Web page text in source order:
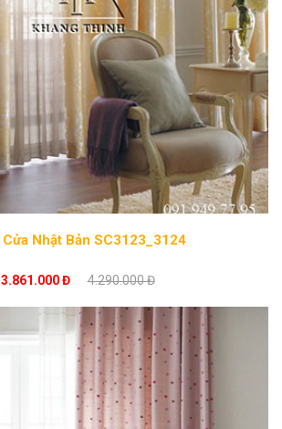
Rèm Cửa Nhật Bản SC3123_3124
3.861.000 Đ 4.290.000 Đ